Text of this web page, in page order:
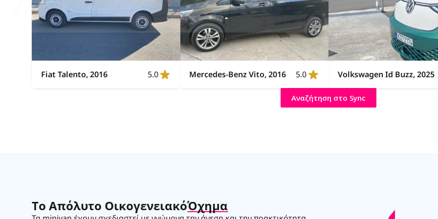
Fiat Talento, 2016 5.0 Mercedes-Benz Vito, 2016 5.0 Volkswagen Id Buzz, 2025
Αναζήτηση στο Sync
Το Απόλυτο ΟικογενειακόΌχημα